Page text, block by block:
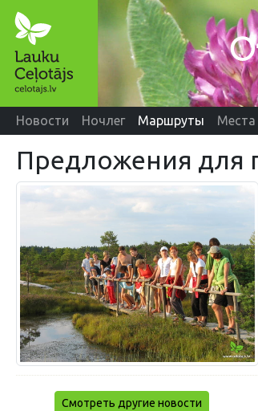
Новости Ночлег Маршруты
Предложения для
Смотреть другие новости